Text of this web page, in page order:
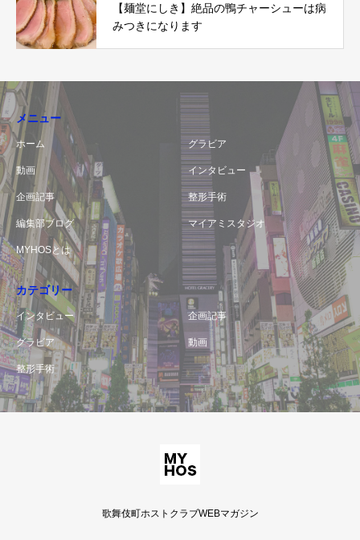
【麺堂にしき】絶品の鴨チャーシューは病
みつきになります
メニュー
ホーム グラビア
動画 インタビュー
企画記事 整形手術
編集部ブログ マイアミスタジオ
MYHOSとは
カテゴリー
インタビュー 企画記事
グラビア 動画
整形手術
歌舞伎町ホストクラブWEBマガジン